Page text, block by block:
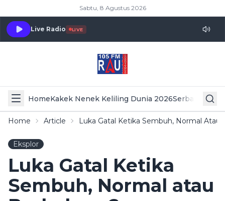
Sabtu, 8 Agustus 2026
Live Radio LIVE
HomeKakek Nenek Keliling Dunia 2026Serba Serbi
Home Article Luka Gatal Ketika Sembuh, Normal Atau
Eksplor
Luka Gatal Ketika
Sembuh, Normal atau